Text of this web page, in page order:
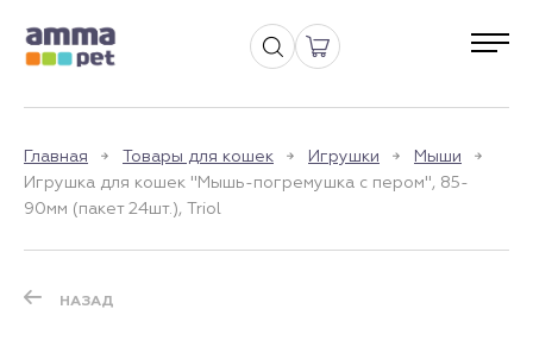
Главная Товары для кошек Игрушки
Мыши
Игрушка для кошек "Мышь-погремушка с пером", 85-
90мм (пакет 24шт.), Triol
НАЗАД